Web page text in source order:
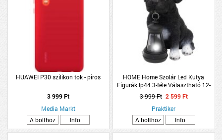
HUAWEI P30 szilikon tok - piros
3 999 Ft
Media Markt
A bolthoz
Info
HOME Home Szolár Led Kutya
Figurák Ip44 3-féle Választható 12-
15cm
3 999 Ft 2 599 Ft
Praktiker
A bolthoz
Info